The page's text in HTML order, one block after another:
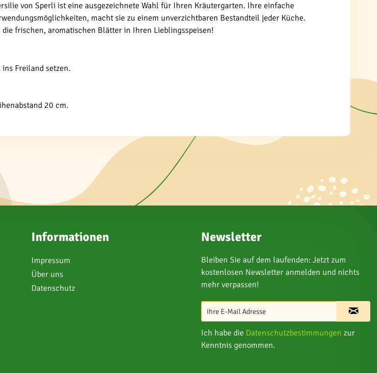
von Sperli ist eine ausgezeichnete Wahl für Ihren Kräutergarten. Ihre einfache
macht sie zu einem unverzichtbaren Bestandteil jeder Küche.
frischen, aromatischen Blätter in Ihren Lieblingsspeisen!
Freiland setzen.
20 cm.
Informationen
Impressum
Über uns
Datenschutz
Newsletter
Bleiben Sie auf dem laufenden: Jetzt zum
kostenlosen Newsletter anmelden und nichts
mehr verpassen!
Ich habe die Datenschutzbestimmungen zur
Kenntnis genommen.